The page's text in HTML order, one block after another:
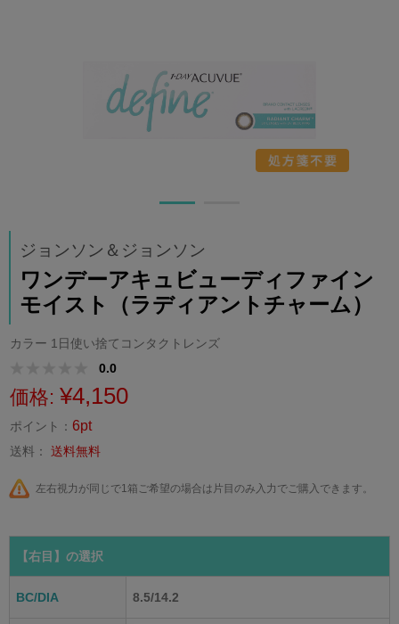
ジョンソン＆ジョンソン
ワンデーアキュビューディファイン
モイスト（ラディアントチャーム）
カラー 1日使い捨てコンタクトレンズ
0.0
価格: ¥4,150
ポイント： 6pt
送料：送料無料
左右視力が同じで1箱ご希望の場合は片目のみ入力でご購入できます。
【右目】 の選択
BC/DIA 8.5/14.2